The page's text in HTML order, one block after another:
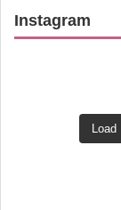
Instagram
Load